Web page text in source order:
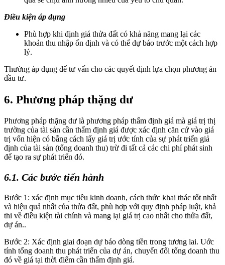
Điều kiện áp dụng
Phù hợp khi định giá thửa đất có khả năng mang lại các
khoản thu nhập ổn định và có thể dự báo trước một cách hợp
lý.
Thường áp dụng để tư vấn cho các quyết định lựa chọn phương án
đầu tư.
6. Phương pháp thặng dư
Phương pháp thặng dư là phương pháp thẩm định giá mà giá trị thị
trường của tài sản cần thẩm định giá được xác định căn cứ vào giá
trị vốn hiện có bằng cách lấy giá trị ước tính của sự phát triển giả
định của tài sản (tổng doanh thu) trừ đi tất cả các chi phí phát sinh
để tạo ra sự phát triển đó.
6.1. Các bước tiến hành
Bước 1: xác định mục tiêu kinh doanh, cách thức khai thác tốt nhất
và hiệu quả nhất của thửa đất, phù hợp với quy định pháp luật, khả
thi về điều kiện tài chính và mang lại giá trị cao nhất cho thửa đất,
dự án..
Bước 2: Xác định giai đoạn dự báo dòng tiền trong tương lai. Uớc
tính tổng doanh thu phát triển của dự án, chuyển đổi tổng doanh thu
đó về giá tại thời điểm cần thẩm định giá.